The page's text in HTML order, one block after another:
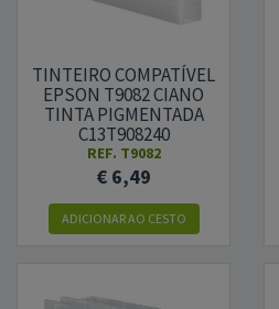
TINTEIRO COMPATÍVEL
EPSON T9082 CIANO
TINTA PIGMENTADA
C13T908240
REF. T9082
€ 6,49
ADICIONARAO CESTO